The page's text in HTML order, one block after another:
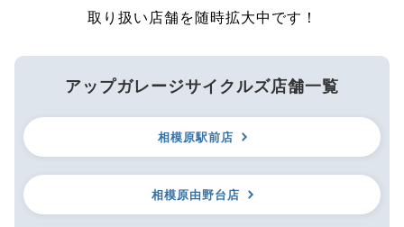
取り扱い店舗を随時拡大中です！
アップガレージサイクルズ店舗一覧
相模原駅前店
相模原由野台店